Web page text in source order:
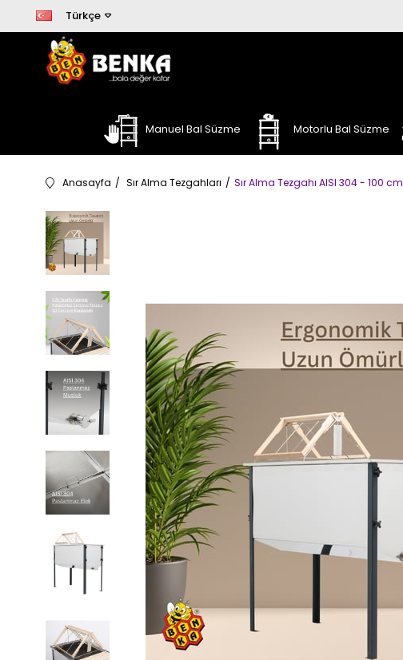
Türkçe
Manuel Bal Süzme Motorlu Bal Süzme
Anasayfa Sır Alma Tezgahları Sır Alma Tezgahı AISI 304 - 100 cm